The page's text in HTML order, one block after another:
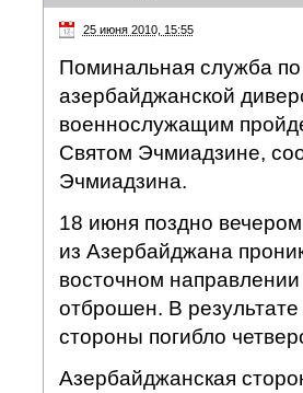
25 июня 2010, 15:55
Поминальная служба
азербайджанской
военнослужащим
Святом Эчмиадзине,
Эчмиадзина.
18 июня поздно
из Азербайджана
восточном
отброшен. В результате
стороны погибло
Азербайджанская